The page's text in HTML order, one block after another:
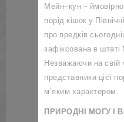
Мейн-кун -
порід кішок у
про предків
зафіксована в
Незважаючи на свій
представники цієї
м'яким характером.
ПРИРОДНІ МОГУ І